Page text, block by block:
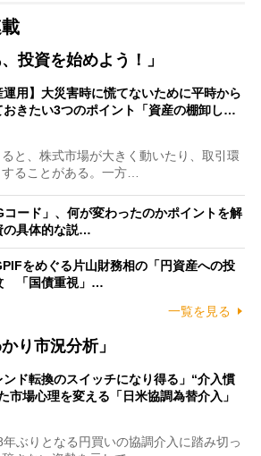
投資を始めよう！」
運用】大災害時に慌てないために平時から
おきたい3つのポイント「資産の棚卸し…
と、株式市場が大きく動いたり、取引環
ることがある。一方…
ード」、何が変わったのかポイントを解
具体的な説…
をめぐる片山財務相の「円資産への投
「国債重視」…
一覧を見る
り市況分析」
ンド転換のスイッチになり得る」“介入慣
市場心理を変える「日米協調為替介入」
ぶりとなる円買いの協調介入に踏み切っ